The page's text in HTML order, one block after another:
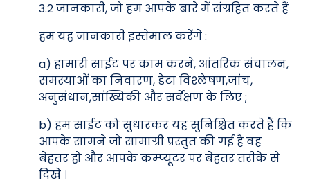
3.2 जानकारी, जो हम आपके बारे में संग्रहित करते हैं
हम यह जानकारी इस्तेमाल करेंगे :
a) हामारी साईट पर काम करने, आंतरिक संचालन,
समस्याओं का निवारण, डेटा विश्लेषण,जांच,
अनुसंधान,सांख्यिकी और सर्वेक्षण के लिए ;
b) हम साईट को सुधारकर यह सुनिश्चित करते हैं कि
आपके सामने जो सामाग्री प्रस्तुत की गई है वह
बेहतर हो और आपके कम्प्यूटर पर बेहतर तरीके से
दिखे ।